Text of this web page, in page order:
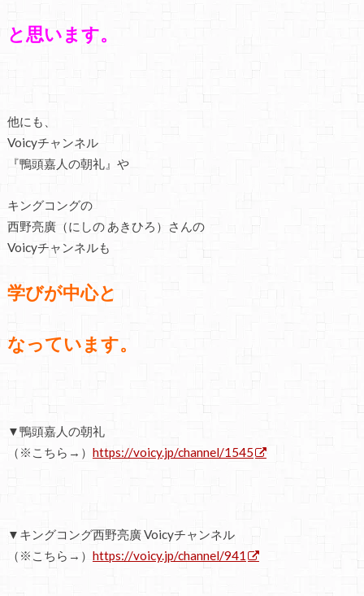
と思います。
他にも、
Voicyチャンネル
『鴨頭嘉人の朝礼』や
キングコングの
西野亮廣（にしの あきひろ）さんの
Voicyチャンネルも
学びが中心と
なっています。
▼鴨頭嘉人の朝礼
（※こちら→） https://voicy.jp/channel/1545
▼キングコング西野亮廣 Voicyチャンネル
（※こちら→） https://voicy.jp/channel/941